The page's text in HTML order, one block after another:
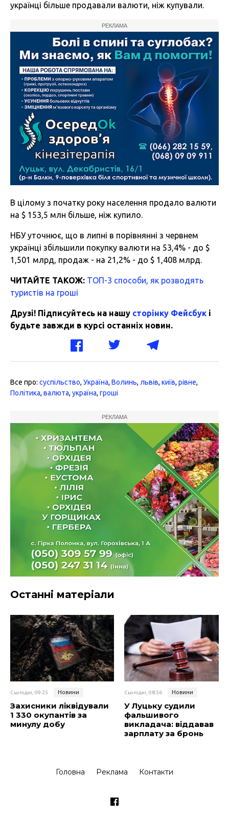
українці більше продавали валюти, ніж купували.
РЕКЛАМА
В цілому з початку року населення продало валюти
на $ 153,5 млн більше, ніж купило.
НБУ уточнює, що в липні в порівнянні з червнем
українці збільшили покупку валюти на 53,4% - до $
1,501 млрд, продаж - на 21,2% - до $ 1,408 млрд.
ЧИТАЙТЕ ТАКОЖ: ТОП-3 способи, як розводять
туристів на гроші
Друзі! Підписуйтесь на нашу сторінку Фейсбук і
будьте завжди в курсі останніх новин.
Все про: суспільство, Україна, Волинь, львів, київ, рівне,
Політика, валюта, україна, гроші
РЕКЛАМА
Останні матеріали
Сьогодні, 09:25 Новини
Захисники ліквідували
1 330 окупантів за
минулу добу
Сьогодні, 08:56 Новини
У Луцьку судили
фальшивого
викладача: віддавав
зарплату за бронь
Головна Реклама Контакти